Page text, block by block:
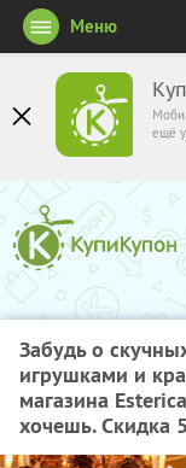
ещё
Меню
Забудь о
игрушками и
магазина
хочешь. Скидка